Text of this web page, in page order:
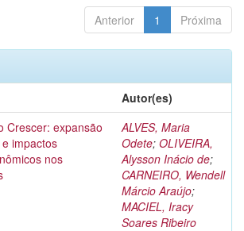
Anterior 1 Próxima
Autor(es)
Crescer: expansão
impactos
nos
ALVES, Maria
Odete; OLIVEIRA,
Alysson Inácio de;
CARNEIRO, Wendell
Márcio Araújo;
MACIEL, Iracy
Soares Ribeiro